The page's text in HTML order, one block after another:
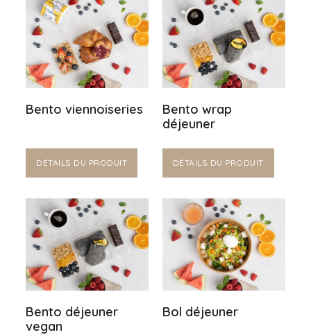
Bento viennoiseries
DÉTAILS DU PRODUIT
Bento wrap
déjeuner
DÉTAILS DU PRODUIT
Bento déjeuner
vegan
Bol déjeuner